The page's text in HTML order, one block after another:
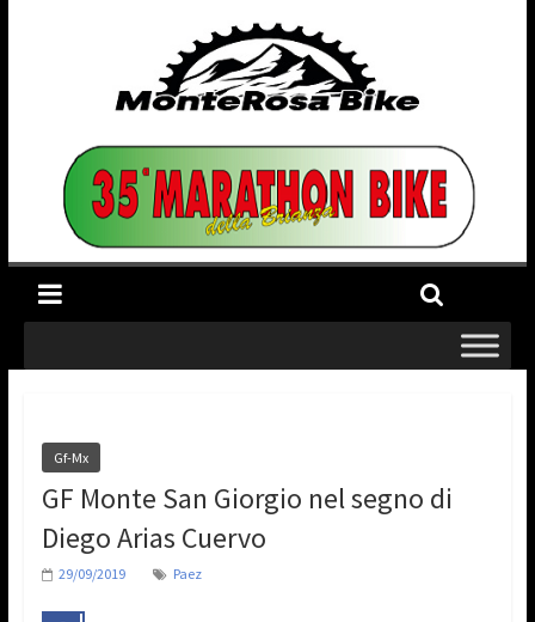
Gf-Mx
GF Monte San Giorgio nel segno di
Diego Arias Cuervo
29/09/2019 Paez